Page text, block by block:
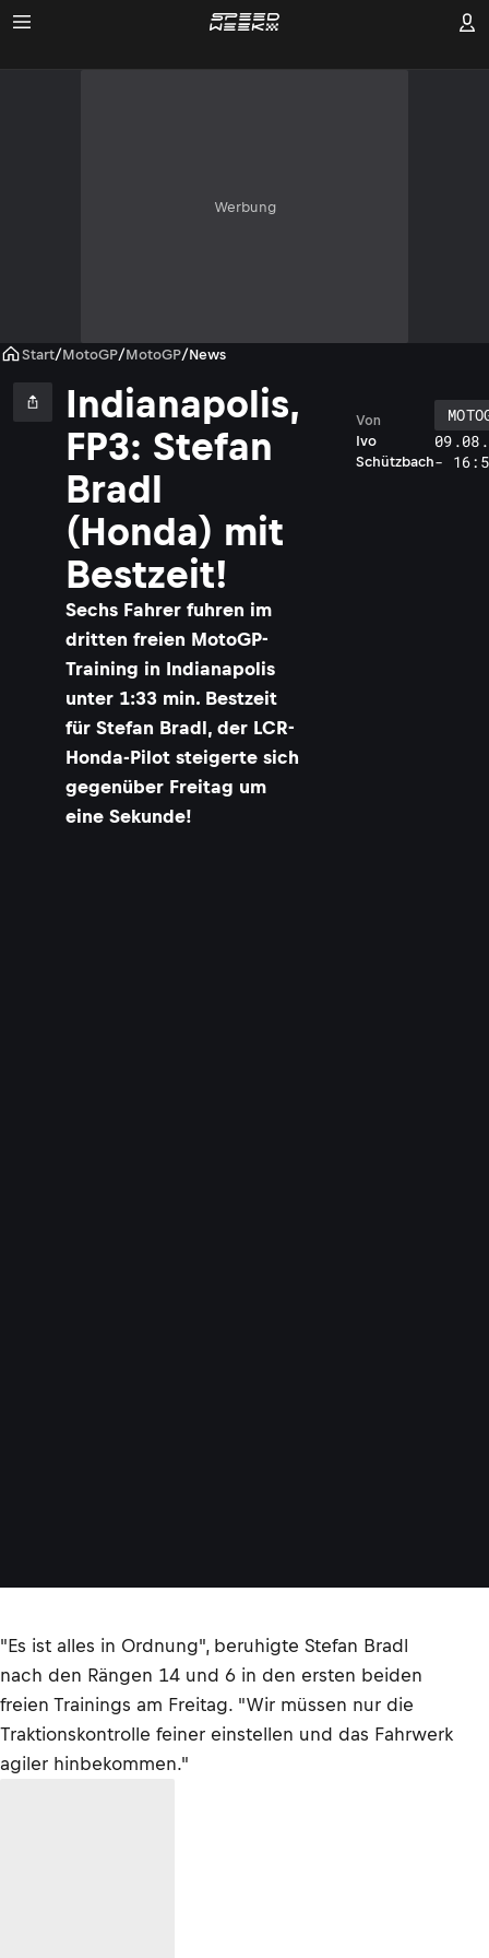
Werbung
Start/MotoGP/MotoGP/News
Indianapolis,
FP3: Stefan
Bradl
(Honda) mit
Bestzeit!
Sechs Fahrer fuhren im
dritten freien MotoGP-
Training in Indianapolis
unter 1:33 min. Bestzeit
für Stefan Bradl, der LCR-
Honda-Pilot steigerte sich
gegenüber Freitag um
eine Sekunde!
Ivo
Schützbach
Von
-
"Es ist alles in Ordnung", beruhigte Stefan Bradl
nach den Rängen 14 und 6 in den ersten beiden
freien Trainings am Freitag. "Wir müssen nur die
Traktionskontrolle feiner einstellen und das Fahrwerk
agiler hinbekommen."